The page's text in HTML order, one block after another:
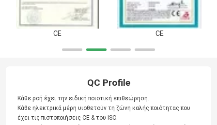
CE CE
QC Profile
Κάθε ροή έχει την ειδική ποιοτική επιθεώρηση.
Κάθε ηλεκτρικά μέρη υιοθετούν τη ζώνη καλής ποιότητας που
έχει τις πιστοποιήσεις CE & του ISO.